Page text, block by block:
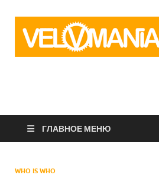
ГЛАВНОЕ МЕНЮ
WHO IS WHO